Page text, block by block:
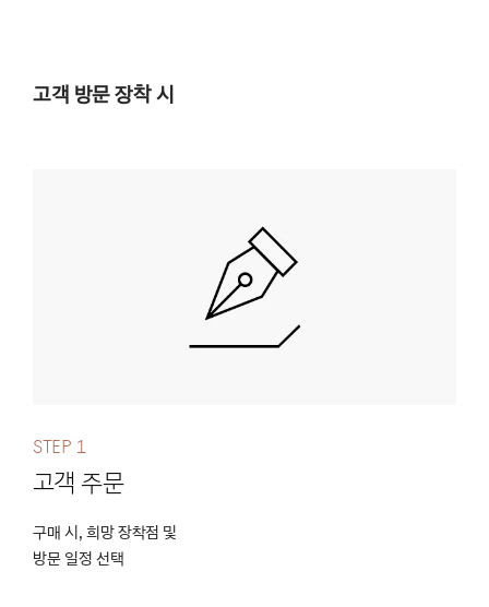
고객 방문 장착 시
Step 1
고객 주문
구매 시, 희망 장착점 및
방문 일정 선택